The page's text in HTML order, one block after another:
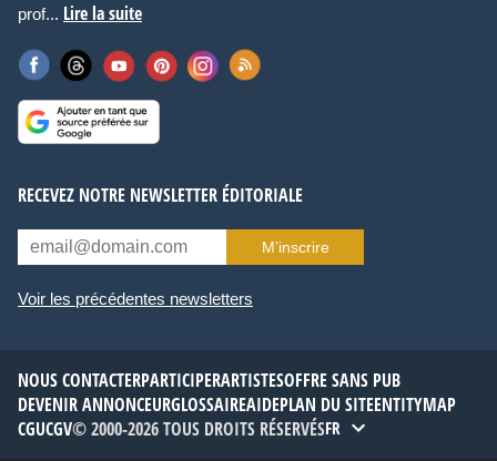
prof... Lire la suite
RECEVEZ NOTRE NEWSLETTER ÉDITORIALE
M’inscrire
Voir les précédentes newsletters
NOUS CONTACTERPARTICIPERARTISTESOFFRE SANS PUB
DEVENIR ANNONCEURGLOSSAIREAIDEPLAN DU SITEENTITYMAP
CGUCGV© 2000-2026 TOUS DROITS RÉSERVÉSFR